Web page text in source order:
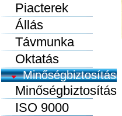
Piacterek
Állás
Távmunka
Oktatás
Minőségbiztosítás
Minőségbiztosítás
ISO 9000